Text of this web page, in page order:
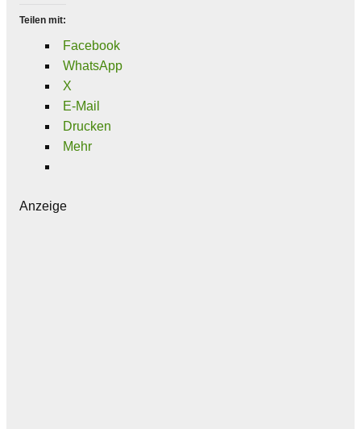
Teilen mit:
Facebook
WhatsApp
X
E-Mail
Drucken
Mehr
Anzeige